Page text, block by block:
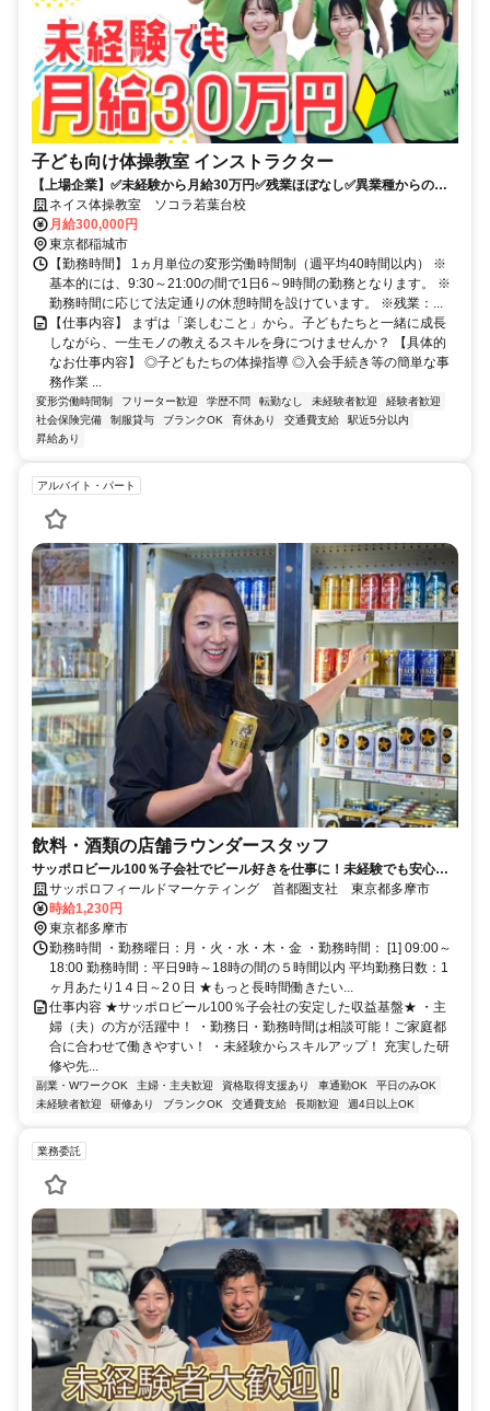
子ども向け体操教室 インストラクター
【上場企業】✅未経験から月給30万円✅残業ほぼなし✅異業種からの転
職多数✅子供の未来をつくる仕事
ネイス体操教室 ソコラ若葉台校
月給300,000円
東京都稲城市
【勤務時間】 1ヵ月単位の変形労働時間制（週平均40時間以内） ※
基本的には、9:30～21:00の間で1日6～9時間の勤務となります。 ※
勤務時間に応じて法定通りの休憩時間を設けています。 ※残業：...
【仕事内容】 まずは「楽しむこと」から。子どもたちと一緒に成長
しながら、一生モノの教えるスキルを身につけませんか？ 【具体的
なお仕事内容】 ◎子どもたちの体操指導 ◎入会手続き等の簡単な事
務作業 ...
変形労働時間制 フリーター歓迎 学歴不問 転勤なし 未経験者歓迎
経験者歓迎
社会保険完備
制服貸与 ブランクOK 育休あり 交通費支給
駅近5分以内
昇給あり
アルバイト・パート
飲料・酒類の店舗ラウンダースタッフ
サッポロビール100％子会社でビール好きを仕事に！未経験でも安心し
て始められる土日休みの店舗営業職！
サッポロフィールドマーケティング 首都圏支社 東京都多摩市
時給1,230円
東京都多摩市
勤務時間 ・勤務曜日：月・火・水・木・金 ・勤務時間： [1] 09:00～
18:00 勤務時間：平日9時～18時の間の５時間以内 平均勤務日数：1
ヶ月あたり1４日～2０日 ★もっと長時間働きたい...
仕事内容 ★サッポロビール100％子会社の安定した収益基盤★ ・主
婦（夫）の方が活躍中！ ・勤務日・勤務時間は相談可能！ご家庭都
合に合わせて働きやすい！ ・未経験からスキルアップ！ 充実した研
修や先...
副業・WワークOK 主婦・主夫歓迎 資格取得支援あり 車通勤OK
平日のみOK
未経験者歓迎
研修あり ブランクOK 交通費支給 長期歓迎 週4日以上OK
業務委託